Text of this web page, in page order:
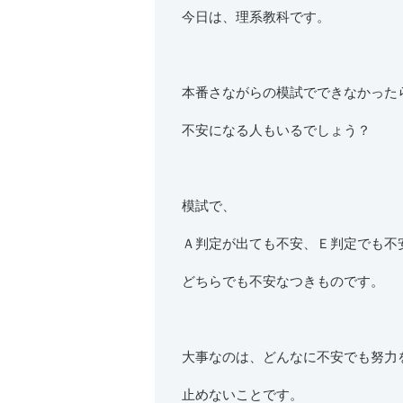
今日は、理系教科です。
本番さながらの模試でできなかった
不安になる人もいるでしょう？
模試で、
Ａ判定が出ても不安、Ｅ判定でも不
どちらでも不安なつきものです。
大事なのは、どんなに不安でも努力
止めないことです。